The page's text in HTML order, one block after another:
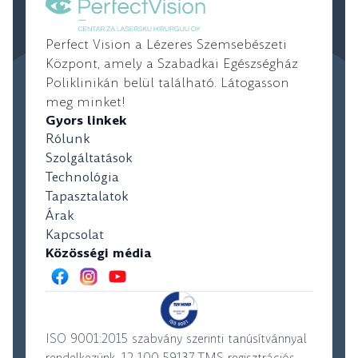
Perfect Vision a Lézeres Szemsebészeti
Központ, amely a Szabadkai Egészségház
Poliklinikán belül található. Látogasson
meg minket!
Gyors linkek
Rólunk
Szolgáltatások
Technológia
Tapasztalatok
Árak
Kapcsolat
Közösségi média
ISO 9001:2015 szabvány szerinti tanúsítvánnyal